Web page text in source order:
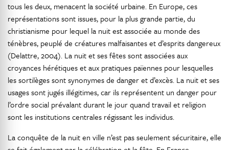
tous les deux, menacent la société urbaine. En Europe, ces
représentations sont issues, pour la plus grande partie, du
christianisme pour lequel la nuit est associée au monde des
ténèbres, peuplé de créatures malfaisantes et d’esprits dangereux
(Delattre, 2004). La nuit et ses fêtes sont associées aux
croyances hérétiques et aux pratiques païennes pour lesquelles
les sortilèges sont synonymes de danger et d’excès. La nuit et ses
usages sont jugés illégitimes, car ils représentent un danger pour
l’ordre social prévalant durant le jour quand travail et religion
sont les institutions centrales régissant les individus.
La conquête de la nuit en ville n’est pas seulement sécuritaire, elle